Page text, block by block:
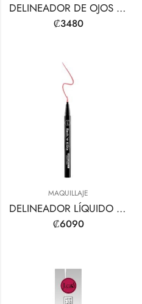
DELINEADOR DE OJOS CON ALAS DE GATITO
₡3480
MAQUILLAJE
DELINEADOR LÍQUIDO ROCK N’ GLITZ DIAMOND DAZZLE
₡6090